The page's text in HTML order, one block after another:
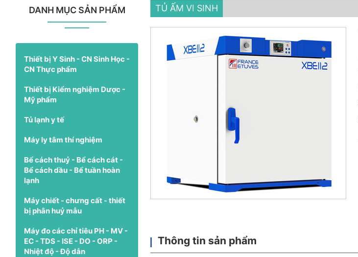
DANH MỤC SẢN PHẨM
Thiết bị Y Sinh - CN Sinh Học -
CN Thực phẩm
Thiết bị Kiểm nghiệm Dược -
Mỹ phẩm
Tủ lạnh y tế
Máy ly tâm thí nghiệm
Bể cách thuỷ - Bể cách cát -
Bể cách dầu - Bể tuần hoàn
lạnh
Máy chiết - chưng cất - thiết
bị phân huỷ mẫu
Máy đo các chỉ tiêu PH - MV -
EC - TDS - ISE - DO - ORP -
Nhiệt độ - Độ dẫn
TỦ ẤM VI SINH
Thông tin sản phẩm